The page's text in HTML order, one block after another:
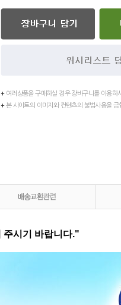
+여러상품을 구매하실 경우 장바구니를 이용하
+본 사이트의 이미지와 컨텐츠의 불법사용을 금
주시기 바랍니다."